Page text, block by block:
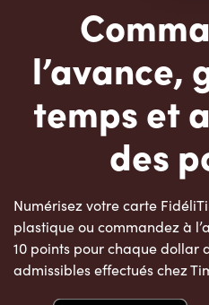
l’avance,
temps et
des
Numérisez votre carte
plastique ou commandez à
10 points pour chaque dollar
admissibles effectués chez